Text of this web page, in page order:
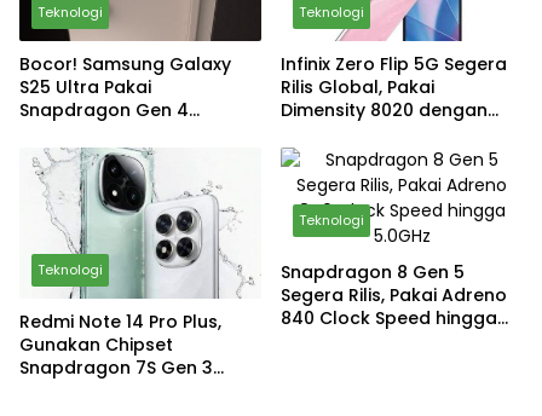
Teknologi
Bocor! Samsung Galaxy
S25 Ultra Pakai
Snapdragon Gen 4
Teknologi
Infinix Zero Flip 5G Segera
Rilis Global, Pakai
Dimensity 8020 dengan
Teknologi
Redmi Note 14 Pro Plus,
Gunakan Chipset
Snapdragon 7S Gen 3
Teknologi
Snapdragon 8 Gen 5
Segera Rilis, Pakai Adreno
840 Clock Speed hingga